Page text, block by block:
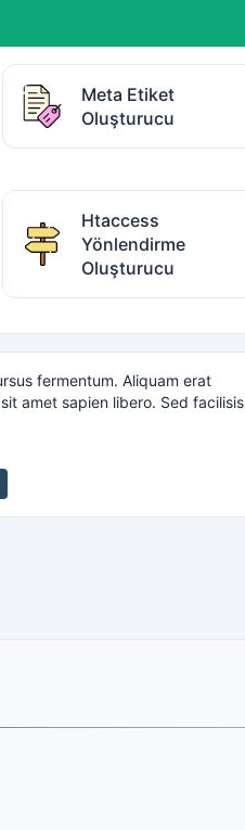
Meta Etiket
Oluşturucu
Htaccess
Yönlendirme
Oluşturucu
fermentum. Aliquam erat
amet sapien libero. Sed facilisis
on Tumblr